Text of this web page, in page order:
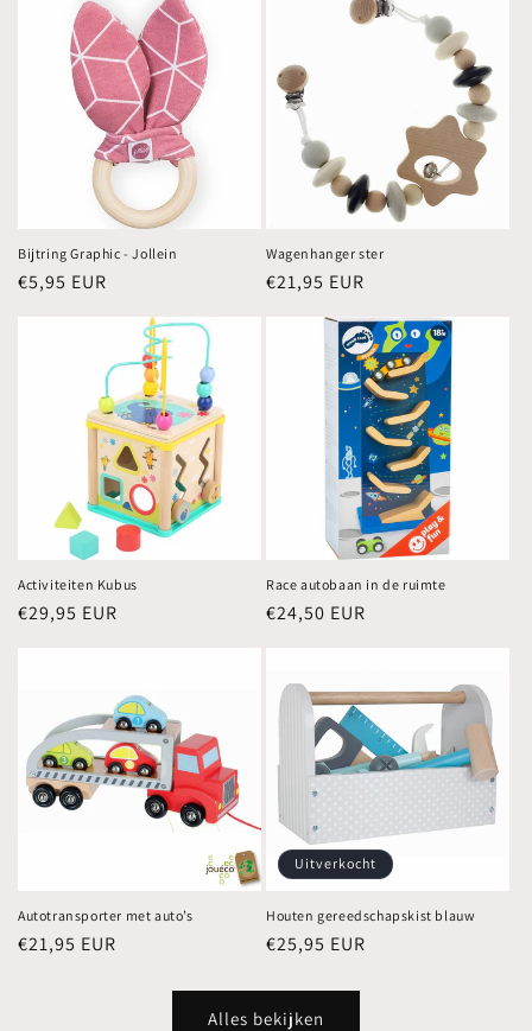
Bijtring Graphic - Jollein
Normale
€5,95 EUR
Wagenhanger ster
Normale
€21,95 EUR
Activiteiten Kubus
Normale
€29,95 EUR
Race autobaan in de ruimte
Normale
€24,50 EUR
Autotransporter met auto’s
Normale
€21,95 EUR
Uitverkocht
Houten gereedschapskist blauw
Normale
€25,95 EUR
Alles bekijken